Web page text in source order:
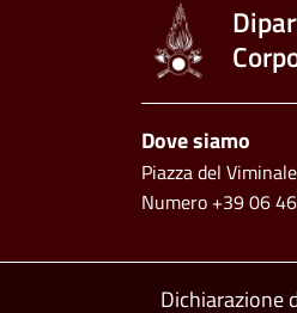
Footer
Dove siamo
Piazza del
Numero +39 06
Dichiarazione